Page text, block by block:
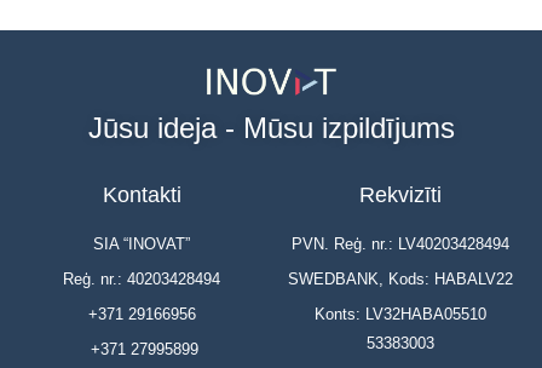
Jūsu ideja - Mūsu izpildījums
Kontakti
SIA “INOVAT”
Reģ. nr.: 40203428494
+371 29166956
+371 27995899
Rekvizīti
PVN. Reģ. nr.: LV40203428494
SWEDBANK, Kods: HABALV22
Konts: LV32HABA05510
53383003